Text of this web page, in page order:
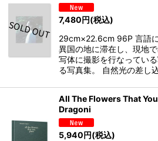
7,480円(税込)
29cm×22.6cm 96P 言語
異国の地に滞在し、現地
写体に撮影を行なってい
る写真集。 自然光の差し
All The Flowers That
Dragoni
5,940円(税込)